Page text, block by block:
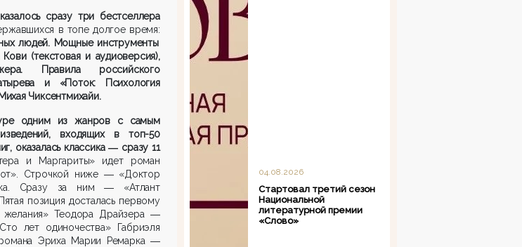
ь сразу три бестселлера
в топе долгое время:
людей. Мощные инструменты
Кови(текстовая и аудиоверсия),
Правила российского
и «Поток: Психология
Чиксентмихайи.
одним из жанров с самым
, входящих в топ-50
, оказалась классика― сразу 11
и Маргариты» идет роман
Строчкой ниже ― «Доктор
Сразу за ним ― «Атлант
позиция досталась первому
желания» Теодора Драйзера ―
лет одиночества» Габриэля
Эриха Марии Ремарка ―
04.08.2026
Стартовал третий сезон
Национальной
литературной премии
«Слово»